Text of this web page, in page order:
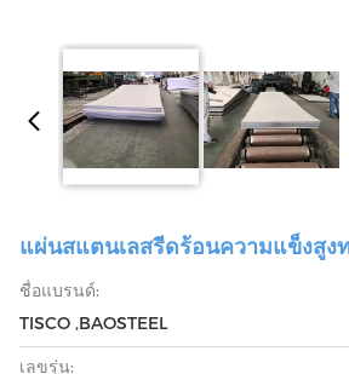
แผ่นสแตนเลสรีดร้อนความแข็งสูง
ชื่อแบรนด์:
TISCO ,BAOSTEEL
เลขรุ่น: